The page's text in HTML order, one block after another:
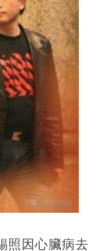
照因心臟病去